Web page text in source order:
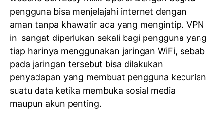
pengguna bisa menjelajahi internet dengan
aman tanpa khawatir ada yang mengintip. VPN
ini sangat diperlukan sekali bagi pengguna yang
tiap harinya menggunakan jaringan WiFi, sebab
pada jaringan tersebut bisa dilakukan
penyadapan yang membuat pengguna kecurian
suatu data ketika membuka sosial media
maupun akun penting.